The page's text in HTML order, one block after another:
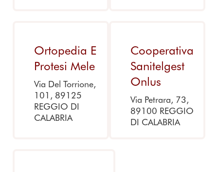
Ortopedia E
Protesi Mele
Via Del Torrione,
101, 89125
REGGIO DI
CALABRIA
Cooperativa
Sanitelgest
Onlus
Via Petrara, 73,
89100 REGGIO
DI CALABRIA